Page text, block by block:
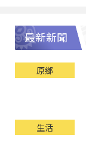
最新新聞
原鄉
生活